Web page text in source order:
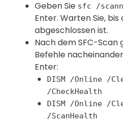
Geben Sie sfc /
Enter. Warten Sie, bis
abgeschlossen ist.
Nach dem SFC-Scan
Befehle
Enter:
DISM /Online /
/CheckHealth
DISM /Online /
/ScanHealth